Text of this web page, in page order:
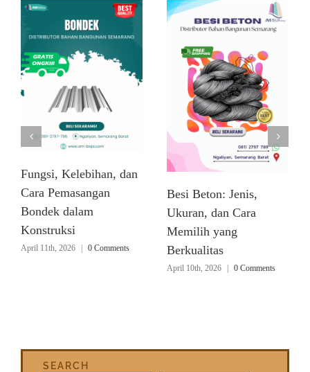
Fungsi, Kelebihan, dan
Cara Pemasangan
Bondek dalam
Konstruksi
April 11th, 2026 | 0 Comments
Besi Beton: Jenis,
Ukuran, dan Cara
Memilih yang
Berkualitas
April 10th, 2026 | 0 Comments
SEARCH